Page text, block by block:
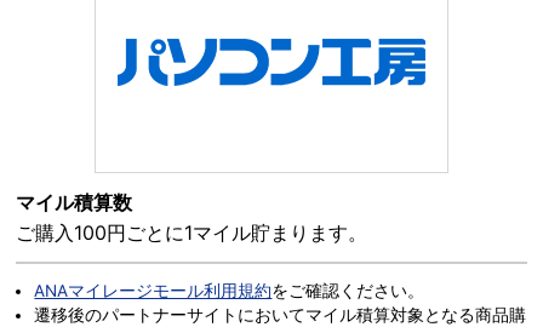
マイル積算数
ご購入100円ごとに1マイル貯まります。
ANAマイレージモール利用規約をご確認ください。
遷移後のパートナーサイトにおいてマイル積算対象となる商品購